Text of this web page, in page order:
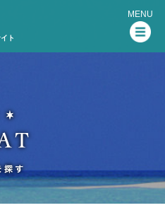
ト
MENU